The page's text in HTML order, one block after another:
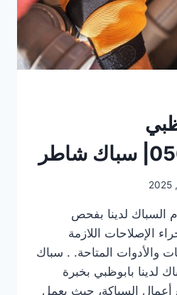
السباك لدينا بفحص
الإصلاحات اللازمة
والأدوات المتاحة. . سباك
لدينا بابوظبي بخبرة
أعمال السباكة، حيث يعمل